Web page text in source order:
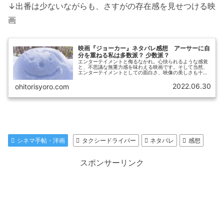
↓出番は少ないながらも、さすがの存在感を見せつける映
画
映画『ジョーカー』ネタバレ感想 アーサーに自
分を重ねる私は多数派？ 少数派？
エンターテイメントと侮るなかれ。心抉られるような感覚
と、不思議な無重力感を味わえる映画です。そして当然、
エンターテイメントとしての面白さ、映像の美しさも十分
ohitorisyoro.com 2022.06.30
シネマ手帖・洋画 タクシードライバー ネタバレ 感想
スポンサーリンク